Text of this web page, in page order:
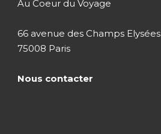
Au Coeur du Voyage
66 avenue des Champs Elysées
75008 Paris
Nous contacter